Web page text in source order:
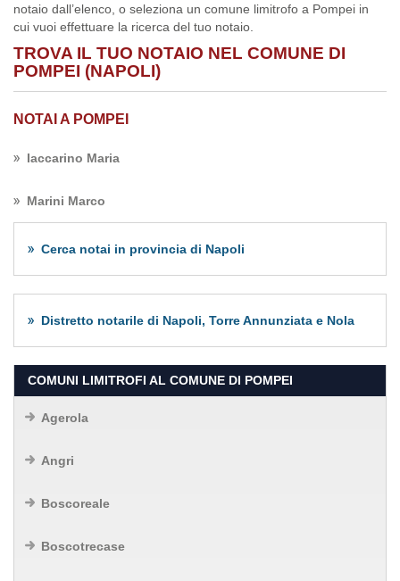
notaio dall’elenco, o seleziona un comune limitrofo a Pompei in
cui vuoi effettuare la ricerca del tuo notaio.
TROVA IL TUO NOTAIO NEL COMUNE DI
POMPEI (NAPOLI)
NOTAI A POMPEI
Iaccarino Maria
Marini Marco
Cerca notai in provincia di Napoli
Distretto notarile di Napoli, Torre Annunziata e Nola
COMUNI LIMITROFI AL COMUNE DI POMPEI
Agerola
Angri
Boscoreale
Boscotrecase